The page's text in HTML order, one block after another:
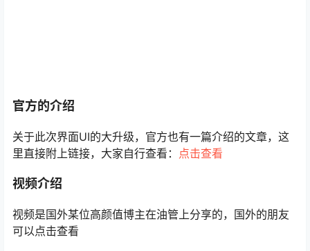
官方的介绍
关于此次界面UI的大升级，官方也有一篇介绍的文章，这
里直接附上链接，大家自行查看： 点击查看
视频介绍
视频是国外某位高颜值博主在油管上分享的，国外的朋友
可以点击查看